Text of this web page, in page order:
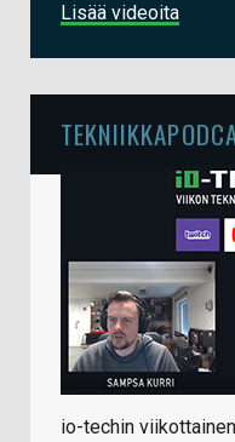
Lisää videoita
io-techin